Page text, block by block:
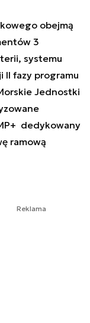
obejmą
3
systemu
II fazy programu
Jednostki
dedykowany
ramową
Reklama